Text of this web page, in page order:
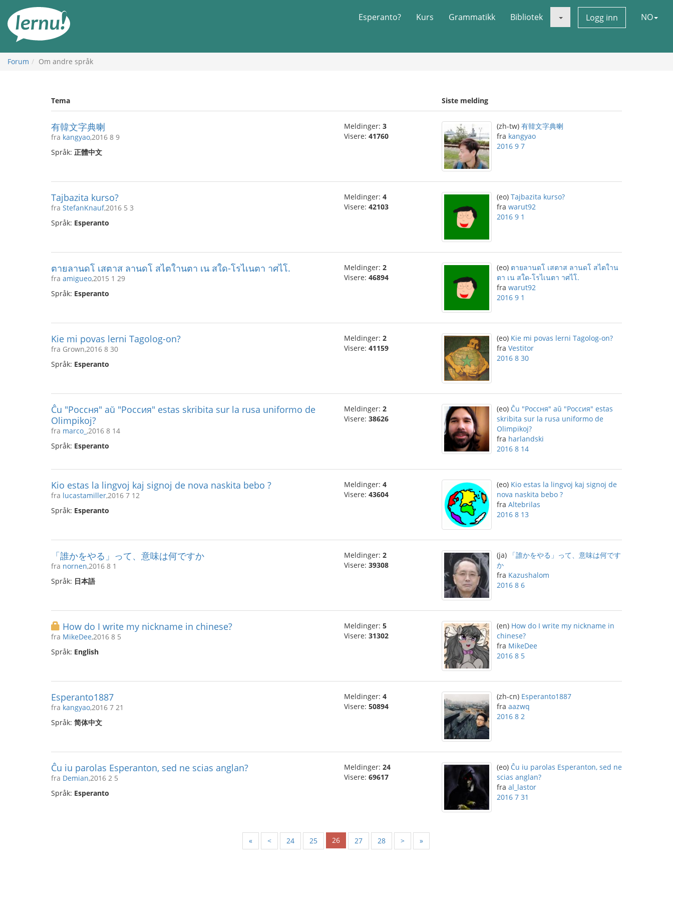
innholdet
Esperanto? Kurs Grammatikk Bibliotek Logg inn NO
Forum Om andre språk
Tema Siste melding
有韓文字典喇
fra kangyao,2016 8 9
Språk: 正體中文
Meldinger: 3
Visere: 41760
(zh-tw) 有韓文字典喇
fra kangyao
2016 9 7
Tajbazita kurso?
fra StefanKnauf,2016 5 3
Språk: Esperanto
Meldinger: 4
Visere: 42103
(eo) Tajbazita kurso?
fra warut92
2016 9 1
ตายลานดโ เสตาส ลานดโ สไตใานตา เน สใด-โรไเนตา าศไโ.
fra amigueo,2015 1 29
Språk: Esperanto
Meldinger: 2
Visere: 46894
(eo) ตายลานดโ เสตาส ลานดโ สไตใาน
ตา เน สใด-โรไเนตา าศไโ.
fra warut92
2016 9 1
Kie mi povas lerni Tagolog-on?
fra Grown,2016 8 30
Språk: Esperanto
Meldinger: 2
Visere: 41159
(eo) Kie mi povas lerni Tagolog-on?
fra Vestitor
2016 8 30
Ĉu "Россня" aŭ "Россия" estas skribita sur la rusa uniformo de
Olimpikoj?
fra marco_ ,2016 8 14
Språk: Esperanto
Meldinger: 2
Visere: 38626
(eo) Ĉu "Россня" aŭ "Россия" estas
skribita sur la rusa uniformo de
Olimpikoj?
fra harlandski
2016 8 14
Kio estas la lingvoj kaj signoj de nova naskita bebo ?
fra lucastamiller,2016 7 12
Språk: Esperanto
Meldinger: 4
Visere: 43604
(eo) Kio estas la lingvoj kaj signoj de
nova naskita bebo ?
fra Altebrilas
2016 8 13
「誰かをやる」って、意味は何ですか
fra nornen,2016 8 1
Språk: 日本語
Meldinger: 2
Visere: 39308
(ja)
「誰かをやる」って、意味は何です
か
fra Kazushalom
2016 8 6
How do I write my nickname in chinese?
fra MikeDee,2016 8 5
Språk: English
Meldinger: 5
Visere: 31302
(en) How do I write my nickname in
chinese?
fra MikeDee
2016 8 5
Esperanto1887
fra kangyao,2016 7 21
Språk: 简体中文
Meldinger: 4
Visere: 50894
(zh-cn) Esperanto1887
fra aazwq
2016 8 2
Ĉu iu parolas Esperanton, sed ne scias anglan?
fra Demian,2016 2 5
Språk: Esperanto
Meldinger: 24
Visere: 69617
(eo) Ĉu iu parolas Esperanton, sed ne
scias anglan?
fra al_lastor
2016 7 31
« < 24 25 26 27 28 > »